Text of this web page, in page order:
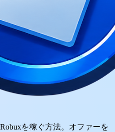
を稼ぐ方法。オファーを